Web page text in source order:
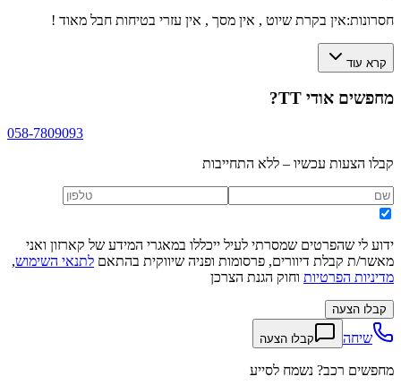
חסרונות:אין בקרת שיוט , אין מסך , אין עזרי בטיחות חבל מאוד !
קרא עוד
מחפשים אודי TT ?
058-7809093
קבלו הצעות עכשיו – ללא התחייבות
ידוע לי שהפרטים שמסרתי לעיל ייכללו במאגרי המידע של קארזון ואני
מאשר/ת קבלת דיוורים, פרסומות ופניה שיווקית בהתאם לתנאי השימוש,
מדיניות הפרטיות וחוק הגנת הצרכן
קבלו הצעה
שיחה קבלו הצעה
מחפשים רכב? נשמח לסייע